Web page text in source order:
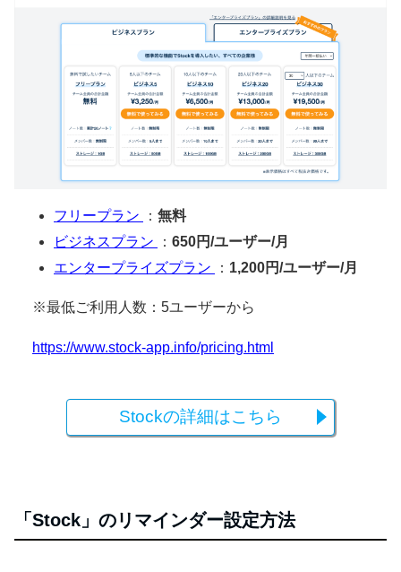
フリープラン ： 無料
ビジネスプラン
： 650円/ユーザー/月
エンタープライズプラン
： 1,200円/ユーザー/月
※最低ご利用人数：5ユーザーから
https://www.stock-app.info/pricing.html
Stockの詳細はこちら
「Stock」のリマインダー設定方法